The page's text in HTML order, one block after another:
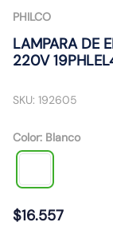
PHILCO
LAMPARA DE
220V
SKU: 192605
Color: Blanco
$16.557